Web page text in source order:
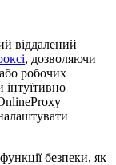
віддалений
, дозволяючи
робочих
інтуїтивно
безпеки, як